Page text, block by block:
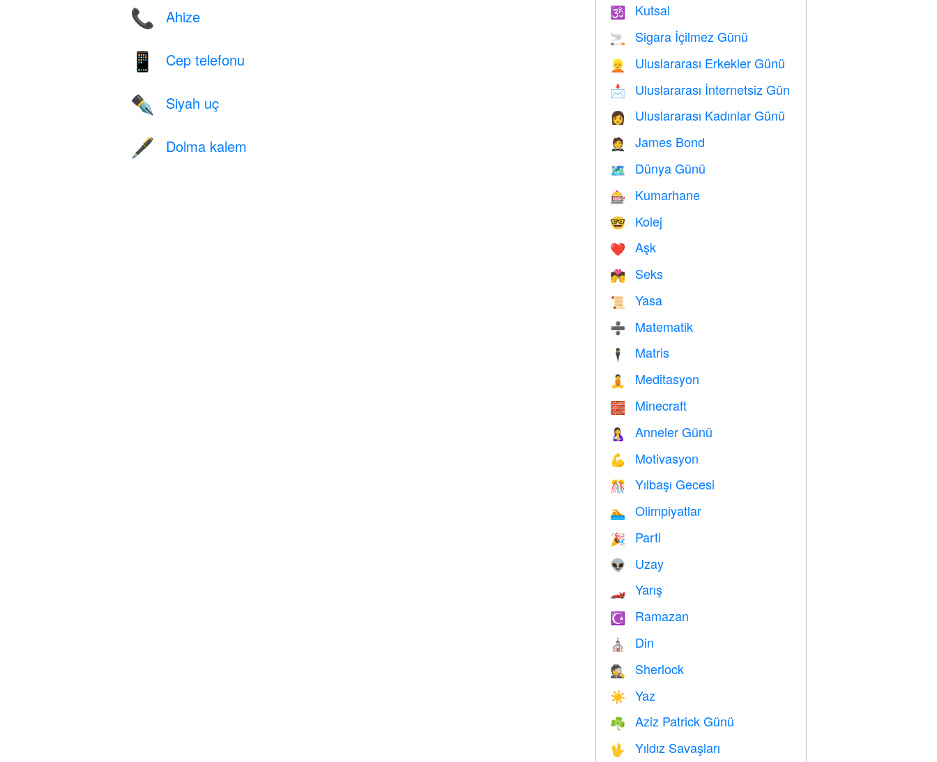
📞 Ahize
📱 Cep telefonu
✒️ Siyah uç
🖋️ Dolma kalem
🕉 Kutsal
🚬 Sigara İçilmez Günü
👱 Uluslararası Erkekler Günü
📩 Uluslararası İnternetsiz Gün
👩 Uluslararası Kadınlar Günü
🤵 James Bond
🗺️ Dünya Günü
🎰 Kumarhane
🤓 Kolej
❤️️ Aşk
💏 Seks
📜 Yasa
➗ Matematik
🕴️ Matris
🧘 Meditasyon
🧱 Minecraft
🤱 Anneler Günü
💪 Motivasyon
🎊 Yılbaşı Gecesi
🏊 Olimpiyatlar
🎉 Parti
👽 Uzay
🏎 Yarış
☪️ Ramazan
⛪️ Din
🕵️ Sherlock
☀️ Yaz
☘️ Aziz Patrick Günü
🖖 Yıldız Savaşları